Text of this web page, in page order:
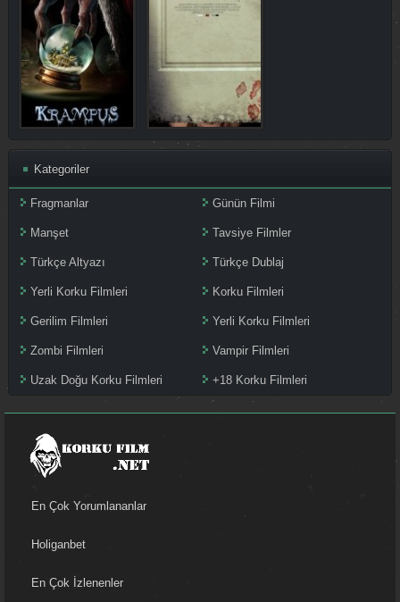
Kategoriler
Fragmanlar Günün Filmi
Manşet Tavsiye Filmler
Türkçe Altyazı Türkçe Dublaj
Yerli Korku Filmleri Korku Filmleri
Gerilim Filmleri Yerli Korku Filmleri
Zombi Filmleri Vampir Filmleri
Uzak Doğu Korku Filmleri +18 Korku Filmleri
En Çok Yorumlananlar
Holiganbet
En Çok İzlenenler